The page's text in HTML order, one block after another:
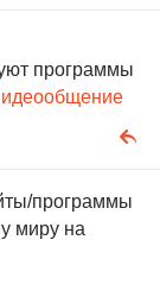
программы
программы
миру на